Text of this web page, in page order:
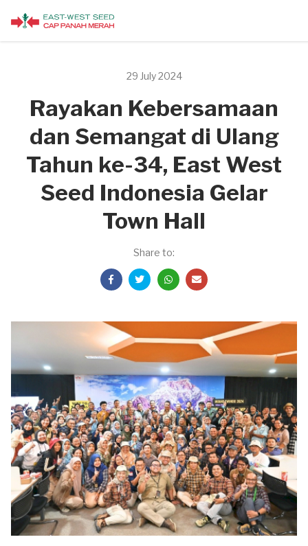
29 July 2024
Rayakan Kebersamaan
dan Semangat di Ulang
Tahun ke-34, East West
Seed Indonesia Gelar
Town Hall
Share to: